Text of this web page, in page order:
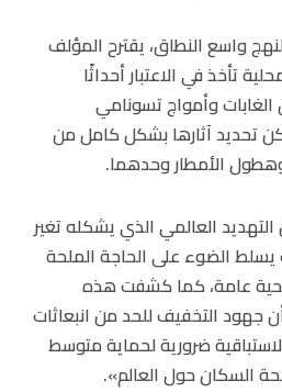
واسع النطاق، يقترح المؤلف
تأخذ في الاعتبار أحداثًا
وأمواج تسونامي
تحديد آثارها بشكل كامل من
وهطول الأمطار وحدهما.
العالمي الذي يشكله تغير
يسلط الضوء على الحاجة الملحة
صحية عامة، كما كشفت هذه
جهود التخفيف للحد من انبعاثات
الاستباقية ضرورية لحماية متوسط
السكان حول العالم».